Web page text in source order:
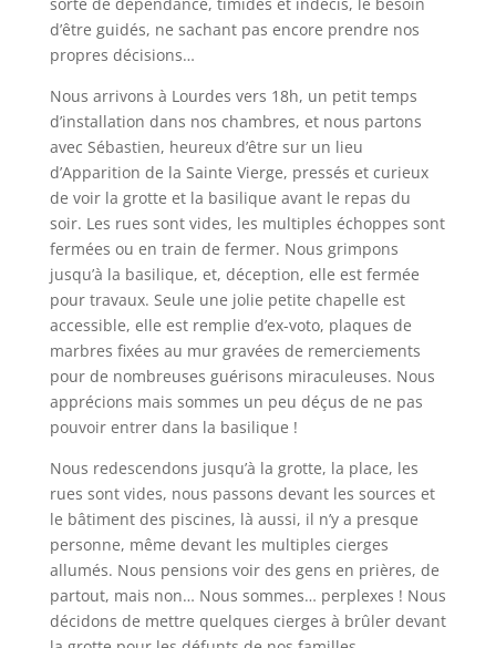
d’être guidés, ne sachant pas encore prendre nos
propres décisions…
Nous arrivons à Lourdes vers 18h, un petit temps
d’installation dans nos chambres, et nous partons
avec Sébastien, heureux d’être sur un lieu
d’Apparition de la Sainte Vierge, pressés et curieux
de voir la grotte et la basilique avant le repas du
soir. Les rues sont vides, les multiples échoppes sont
fermées ou en train de fermer. Nous grimpons
jusqu’à la basilique, et, déception, elle est fermée
pour travaux. Seule une jolie petite chapelle est
accessible, elle est remplie d’ex-voto, plaques de
marbres fixées au mur gravées de remerciements
pour de nombreuses guérisons miraculeuses. Nous
apprécions mais sommes un peu déçus de ne pas
pouvoir entrer dans la basilique !
Nous redescendons jusqu’à la grotte, la place, les
rues sont vides, nous passons devant les sources et
le bâtiment des piscines, là aussi, il n’y a presque
personne, même devant les multiples cierges
allumés. Nous pensions voir des gens en prières, de
partout, mais non… Nous sommes… perplexes ! Nous
décidons de mettre quelques cierges à brûler devant